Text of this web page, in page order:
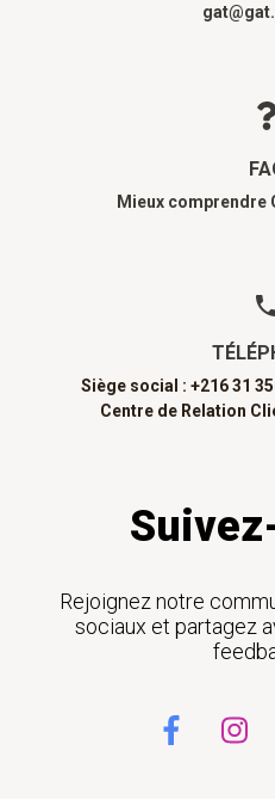
Mieux comprendre
Siège social : +216 31
Centre de Relation
Rejoignez notre
sociaux et partagez